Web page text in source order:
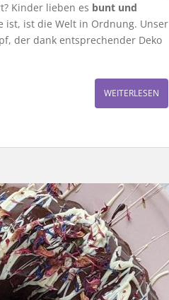
Kinder lieben es bunt und
ist, ist die Welt in Ordnung. Unser
der dank entsprechender Deko
WEITERLESEN